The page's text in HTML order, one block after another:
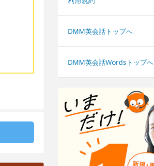
DMM英会話トップへ
DMM英会話Wordsトップへ